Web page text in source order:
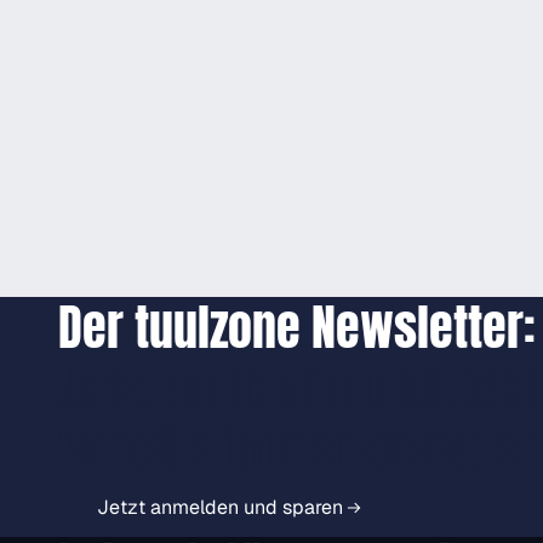
Der tuulzone Newsletter:
Jetzt anmelden und sparen